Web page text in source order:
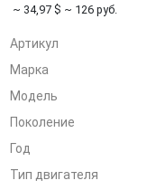
~ 34,97 $ ~ 126 руб.
Артикул
Марка
Модель
Поколение
Год
Тип двигателя